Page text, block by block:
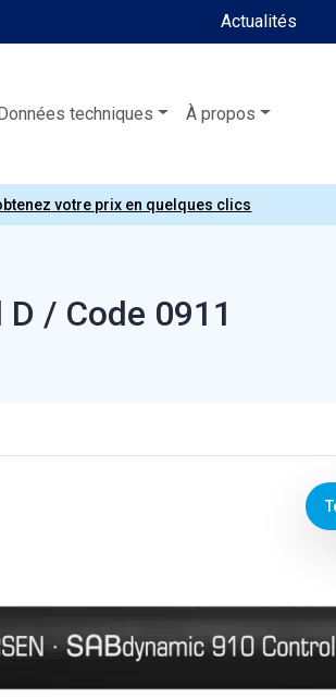
Actualités
techniques À propos
votre prix en quelques clics
/ Code 0911